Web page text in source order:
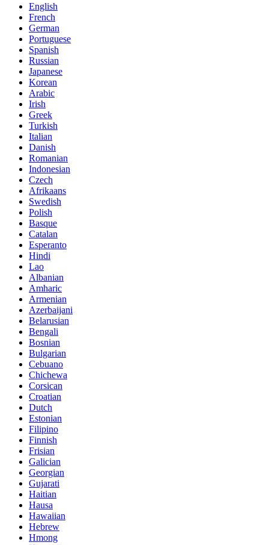
English
French
German
Portuguese
Spanish
Russian
Japanese
Korean
Arabic
Irish
Greek
Turkish
Italian
Danish
Romanian
Indonesian
Czech
Afrikaans
Swedish
Polish
Basque
Catalan
Esperanto
Hindi
Lao
Albanian
Amharic
Armenian
Azerbaijani
Belarusian
Bengali
Bosnian
Bulgarian
Cebuano
Chichewa
Corsican
Croatian
Dutch
Estonian
Filipino
Finnish
Frisian
Galician
Georgian
Gujarati
Haitian
Hausa
Hawaiian
Hebrew
Hmong